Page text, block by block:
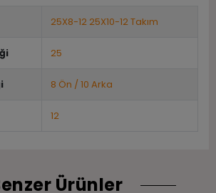
25X8-12 25X10-12 Takım
25
8 Ön / 10 Arka
12
Ürünler